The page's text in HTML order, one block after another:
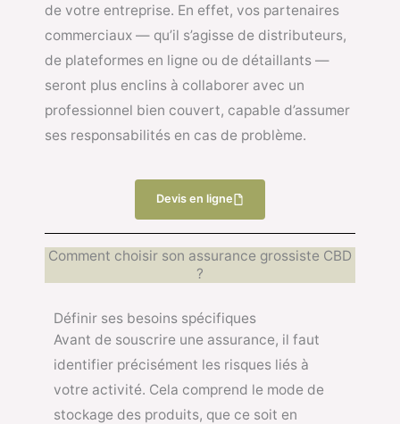
de votre entreprise. En effet, vos partenaires
commerciaux — qu’il s’agisse de distributeurs,
de plateformes en ligne ou de détaillants —
seront plus enclins à collaborer avec un
professionnel bien couvert, capable d’assumer
ses responsabilités en cas de problème.
Devis en ligne
Comment choisir son assurance grossiste CBD
?
Définir ses besoins spécifiques
Avant de souscrire une assurance, il faut
identifier précisément les risques liés à
votre activité. Cela comprend le mode de
stockage des produits, que ce soit en